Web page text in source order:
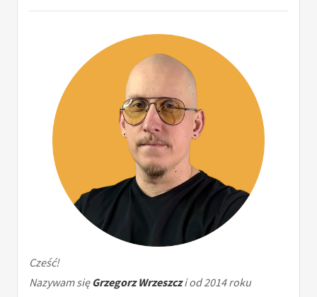
Cześć!
Nazywam sięGrzegorz Wrzeszczi od 2014 roku